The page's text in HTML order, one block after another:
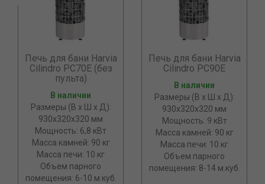
Печь для бани Harvia
Cilindro PC70E (без
пульта)
В наличии
Размеры (В х Ш х Д):
930х320х320 мм
Мощность: 6,8 кВт
Масса камней: 90 кг
Масса печи: 10 кг
Объем парного
помещения: 6-10 м.куб.
Печь для бани Harvia
Cilindro PC90E
В наличии
Размеры (В х Ш х Д):
930х320х320 мм
Мощность: 9 кВт
Масса камней: 90 кг
Масса печи: 10 кг
Объем парного
помещения: 8-14 м.куб.